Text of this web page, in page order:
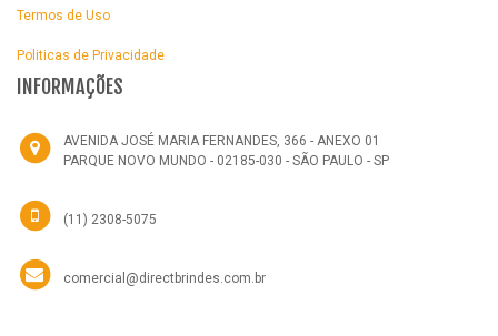
Termos de Uso
Politicas de Privacidade
INFORMAÇÕES
AVENIDA JOSÉ MARIA FERNANDES, 366 - ANEXO 01
PARQUE NOVO MUNDO - 02185-030 - SÃO PAULO - SP
(11) 2308-5075
comercial@directbrindes.com.br